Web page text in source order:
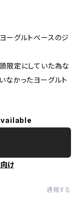
ーグルトベースのジ
限定にしていた為な
なかったヨーグルト
け
通報する